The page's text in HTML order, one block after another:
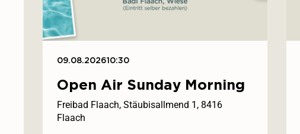
09.08.202610:30
Open Air Sunday Morning
Freibad Flaach, Stäubisallmend 1, 8416
Flaach